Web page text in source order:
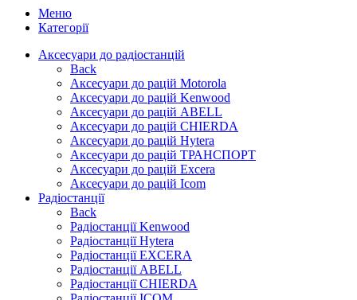
Меню
Категорії
Аксесуари до радіостанцій
Back
Аксесуари до рацій Motorola
Аксесуари до рацій Kenwood
Аксесуари до рацій ABELL
Аксесуари до рацій CHIERDA
Аксесуари до рацій Hytera
Аксесуари до рацій ТРАНСПОРТ
Аксесуари до рацій Excera
Аксесуари до рацій Icom
Радіостанції
Back
Радіостанції Kenwood
Радіостанції Hytera
Радіостанції EXCERA
Радіостанції ABELL
Радіостанції CHIERDA